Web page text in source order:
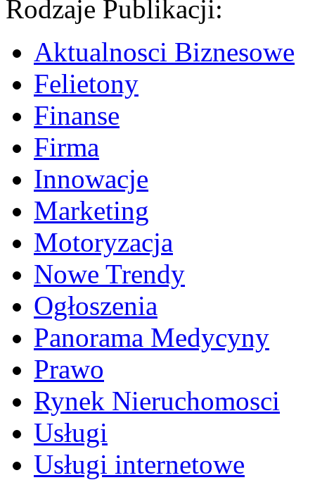
Rodzaje Publikacji:
Aktualnosci Biznesowe
Felietony
Finanse
Firma
Innowacje
Marketing
Motoryzacja
Nowe Trendy
Ogłoszenia
Panorama Medycyny
Prawo
Rynek Nieruchomosci
Usługi
Usługi internetowe